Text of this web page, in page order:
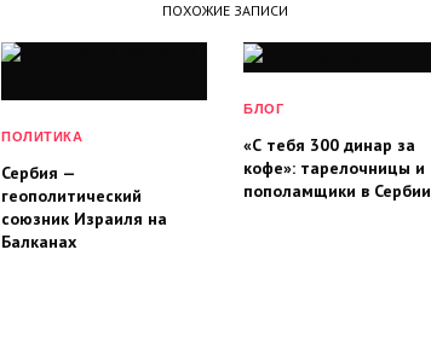
ПОХОЖИЕ ЗАПИСИ
ПОЛИТИКА
Сербия —
геополитический
союзник Израиля на
Балканах
БЛОГ
«С тебя 300 динар за
кофе»: тарелочницы и
пополамщики в Сербии